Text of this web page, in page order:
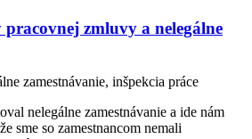
zmluvy a nelegálne
zamestnávanie, inšpekcia práce
nelegálne zamestnávanie a ide nám
sme so zamestnancom nemali